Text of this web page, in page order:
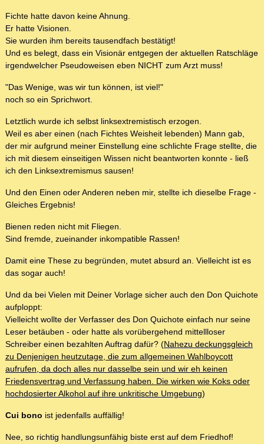
Fichte hatte davon keine Ahnung.
Er hatte Visionen.
Sie wurden ihm bereits tausendfach bestätigt!
Und es belegt, dass ein Visionär entgegen der aktuellen Ratschläge
irgendwelcher Pseudoweisen eben NICHT zum Arzt muss!
"Das Wenige, was wir tun können, ist viel!"
noch so ein Sprichwort.
Letztlich wurde ich selbst linksextremistisch erzogen.
Weil es aber einen (nach Fichtes Weisheit lebenden) Mann gab,
der mir aufgrund meiner Einstellung eine schlichte Frage stellte, die
ich mit diesem einseitigen Wissen nicht beantworten konnte - ließ
ich den Linksextremismus sausen!
Und den Einen oder Anderen neben mir, stellte ich dieselbe Frage -
Gleiches Ergebnis!
Bienen reden nicht mit Fliegen.
Sind fremde, zueinander inkompatible Rassen!
Damit eine These zu begründen, mutet absurd an. Vielleicht ist es
das sogar auch!
Und da bei Vielen mit Deiner Vorlage sicher auch den Don Quichote
aufploppt:
Vielleicht wollte der Verfasser des Don Quichote einfach nur seine
Leser betäuben - oder hatte als vorübergehend mittellloser
Schreiber einen bezahlten Auftrag dafür? (Nahezu deckungsgleich
zu Denjenigen heutzutage, die zum allgemeinen Wahlboycott
aufrufen, da doch alles nur dasselbe sein und wir eh keinen
Friedensvertrag und Verfassung haben. Die wirken wie Koks oder
hochdosierter Alkohol auf ihre unkritische Umgebung)
Cui bono ist jedenfalls auffällig!
Nee, so richtig handlungsunfähig biste erst auf dem Friedhof!